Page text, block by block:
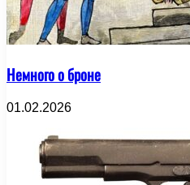
Немного о броне
01.02.2026